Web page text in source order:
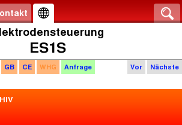
ES1S
Vor Nächste
GB CE WHG Anfrage